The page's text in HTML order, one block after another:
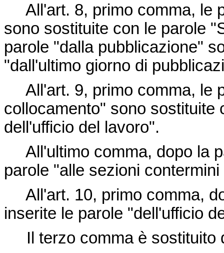
All'art. 8, primo comma, le
sono sostituite con le parole
parole "dalla pubblicazione"
"dall'ultimo giorno di
All'art. 9, primo comma, le
collocamento" sono sostituite
dell'ufficio del lavoro".
All'ultimo comma, dopo la
parole "alle sezioni contermini
All'art. 10, primo comma,
inserite le parole "dell'ufficio
Il terzo comma è sostituito